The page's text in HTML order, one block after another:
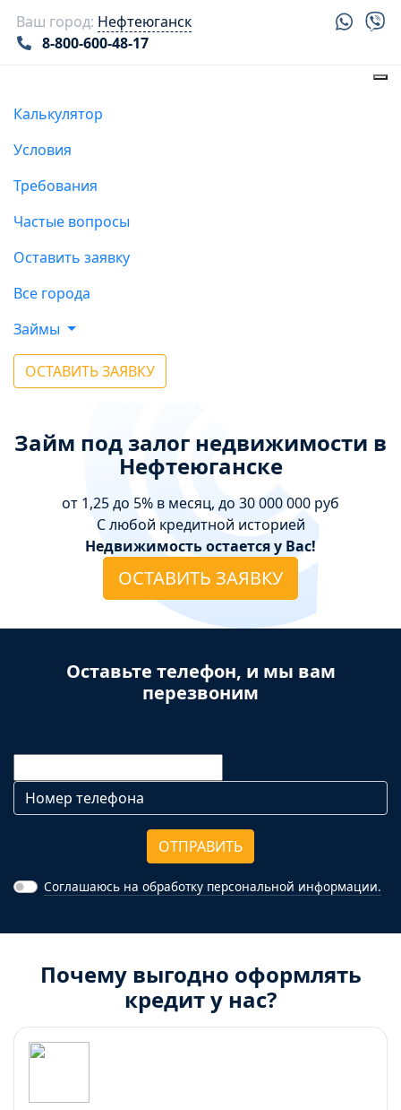
Ваш город: Нефтеюганск
8-800-600-48-17
Калькулятор
Условия
Требования
Частые вопросы
Оставить заявку
Все города
Займы
ОСТАВИТЬ ЗАЯВКУ
Займ под залог недвижимости в
Нефтеюганске
от 1,25 до 5% в месяц, до 30 000 000 руб
С любой кредитной историей
Недвижимость остается у Вас!
ОСТАВИТЬ ЗАЯВКУ
Оставьте телефон, и мы вам
перезвоним
Соглашаюсь на обработку персональной информации.
ОТПРАВИТЬ
Почему выгодно оформлять
кредит у нас?